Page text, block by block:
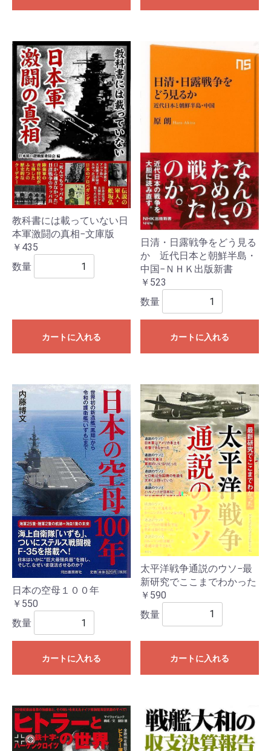
教科書には載っていない日
本軍激闘の真相−文庫版
￥435
数量
カートに入れる
日清・日露戦争をどう見る
か 近代日本と朝鮮半島・
中国−ＮＨＫ出版新書
￥523
数量
カートに入れる
日本の空母１００年
￥550
数量
カートに入れる
太平洋戦争通説のウソ−最
新研究でここまでわかった
￥590
数量
カートに入れる